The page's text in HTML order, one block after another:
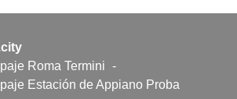
Roma Termini
-
Estación de Appiano Proba